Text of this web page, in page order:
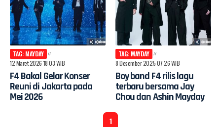
TAG: MAYDAY
12 Maret 2026 18:03 WIB
F4 Bakal Gelar Konser
Reuni di Jakarta pada
Mei 2026
TAG: MAYDAY
8 Desember 2025 07:26 WIB
Boy band F4 rilis lagu
terbaru bersama Jay
Chou dan Ashin Mayday
1